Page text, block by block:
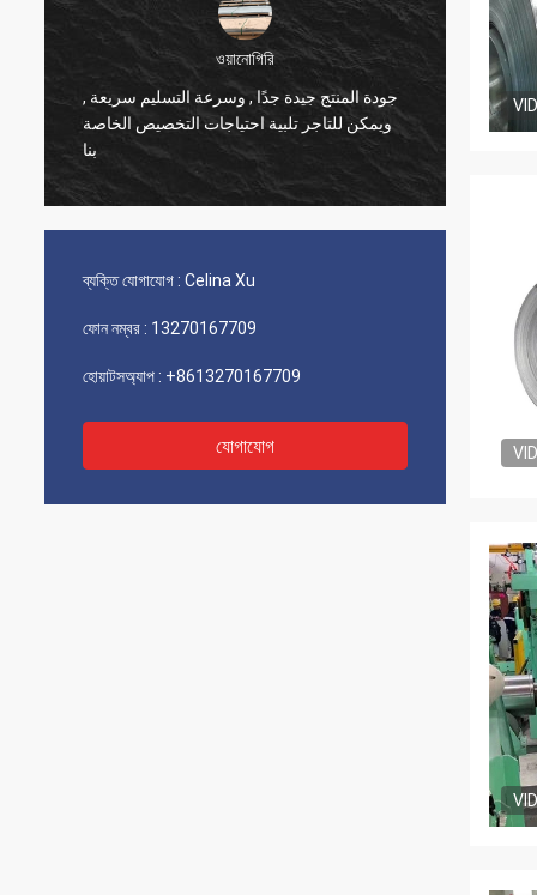
ওয়ানোগিরি
جودة المنتج جيدة جدًا , وسرعة التسليم سريعة ,
ويمكن للتاجر تلبية احتياجات التخصيص الخاصة
بنا
ব্যবসার
পণ্যের
ব্যক্তি যোগাযোগ : Celina Xu
ফোন নম্বর : 13270167709
হোয়াটসঅ্যাপ : +8613270167709
যোগাযোগ